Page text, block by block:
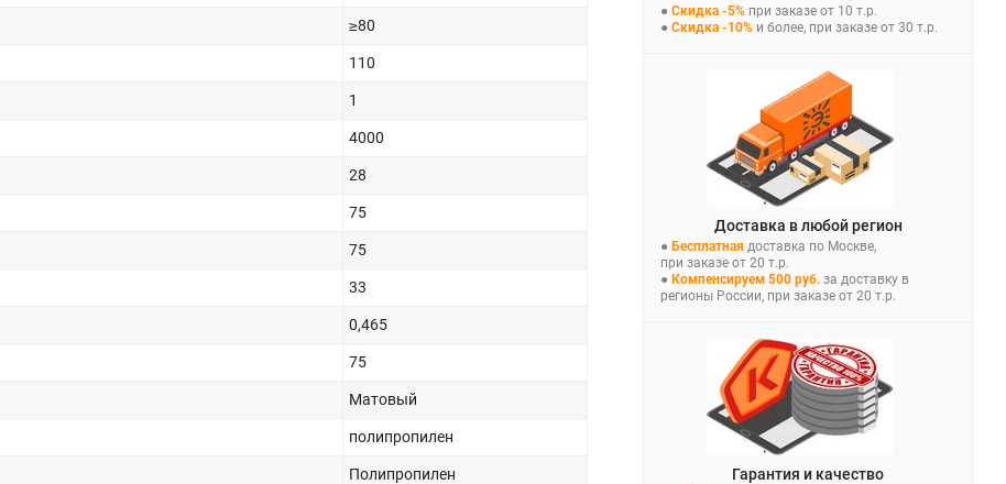
≥80
110
1
4000
28
75
75
33
0,465
75
Матовый
полипропилен
Полипропилен
● Скидка -5% при заказе от 10 т.р.
● Скидка -10% и более, при заказе от 30 т.р.
Доставка в любой регион
● Бесплатная доставка по Москве,
при заказе от 20 т.р.
● Компенсируем 500 руб. за доставку в
регионы России, при заказе от 20 т.р.
Гарантия и качество